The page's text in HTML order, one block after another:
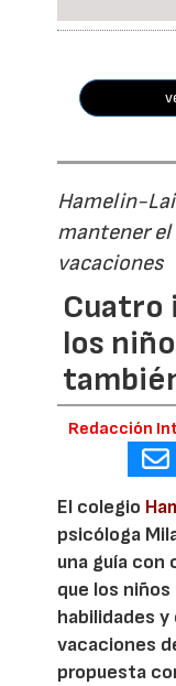
Hamelin-
mantener
vacaciones
Cuatro
los
Redacción
El colegio
psicóloga
una guía con
que los
habilidades
vacaciones
propuesta